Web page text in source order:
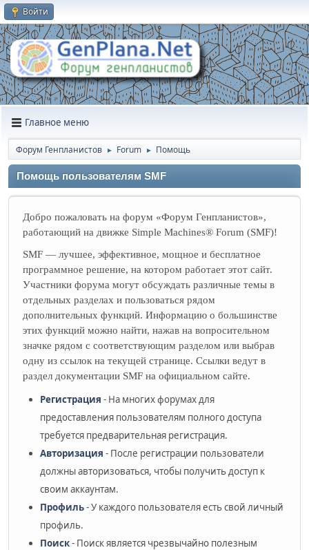
Войти
Главное меню
Форум Генпланистов ► Forum ► Помощь
Помощь пользователям SMF
Добро пожаловать на форум «Форум Генпланистов»,
работающий на движке Simple Machines® Forum (SMF)!
SMF — лучшее, эффективное, мощное и бесплатное
программное решение, на котором работает этот сайт.
Участники форума могут обсуждать различные темы в
отдельных разделах и пользоваться рядом
дополнительных функций. Информацию о большинстве
этих функций можно найти, нажав на вопросительном
значке рядом с соответствующим разделом или выбрав
одну из ссылок на текущей странице. Ссылки ведут в
раздел документации SMF на официальном сайте.
Регистрация - На многих форумах для
предоставления пользователям полного доступа
требуется предварительная регистрация.
Авторизация - После регистрации пользователи
должны авторизоваться, чтобы получить доступ к
своим аккаунтам.
Профиль- У каждого пользователя есть свой личный
профиль.
Поиск- Поиск является чрезвычайно полезным